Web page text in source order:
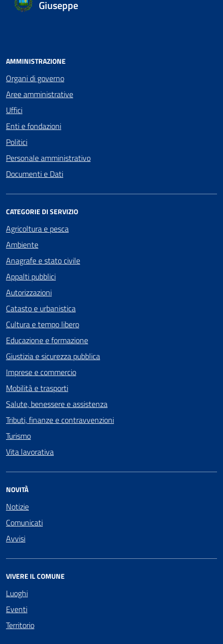
Giuseppe
AMMINISTRAZIONE
Organi di governo
Aree amministrative
Uffici
Enti e fondazioni
Politici
Personale amministrativo
Documenti e Dati
CATEGORIE DI SERVIZIO
Agricoltura e pesca
Ambiente
Anagrafe e stato civile
Appalti pubblici
Autorizzazioni
Catasto e urbanistica
Cultura e tempo libero
Educazione e formazione
Giustizia e sicurezza pubblica
Imprese e commercio
Mobilità e trasporti
Salute, benessere e assistenza
Tributi, finanze e contravvenzioni
Turismo
Vita lavorativa
NOVITÀ
Notizie
Comunicati
Avvisi
VIVERE IL COMUNE
Luoghi
Eventi
Territorio